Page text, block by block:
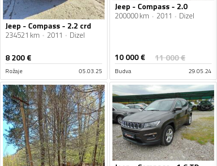
Jeep - Compass - 2.2 crd
234521 km 2011 Dizel
8 200€
Rožaje 05.03.25
Jeep - Compass - 2.0
200000 km 2011 Dizel
10 000€ 11 000€
Budva 29.05.24